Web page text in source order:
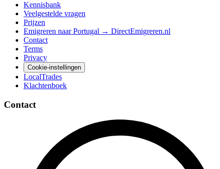
Kennisbank
Veelgestelde vragen
Prijzen
Emigreren naar Portugal → DirectEmigreren.nl
Contact
Terms
Privacy
Cookie-instellingen
LocalTrades
Klachtenboek
Contact